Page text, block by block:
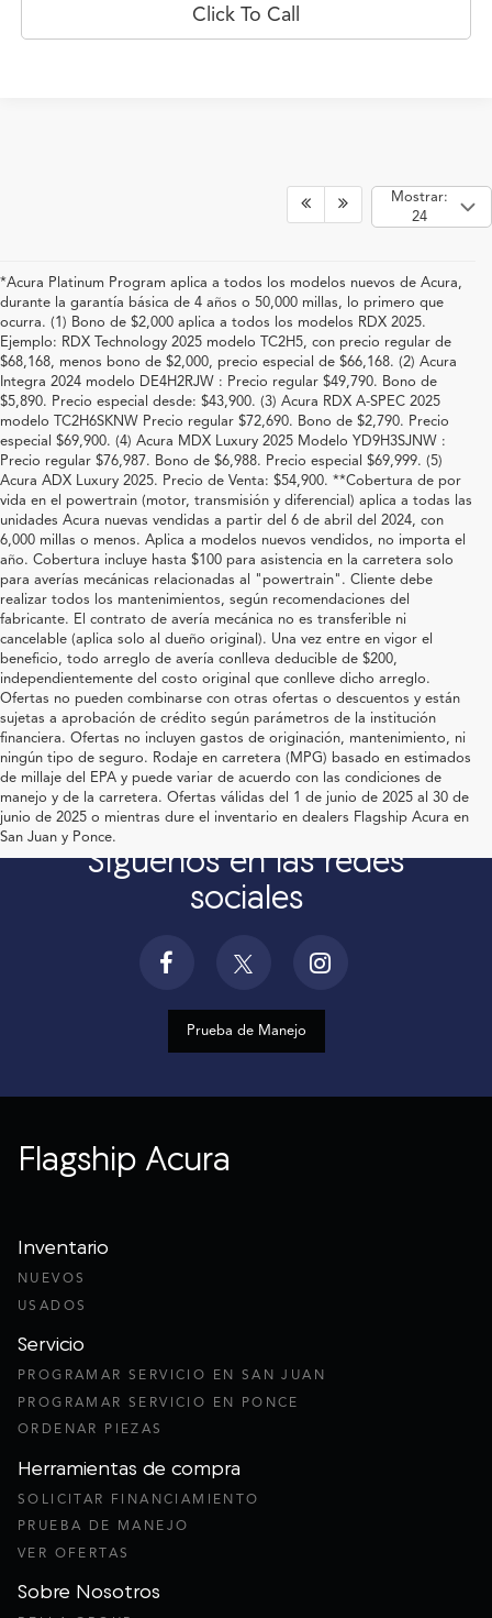
Click To Call
Mostrar:
24
*Acura Platinum Program aplica a todos los modelos nuevos de Acura,
durante la garantía básica de 4 años o 50,000 millas, lo primero que
ocurra. (1) Bono de $2,000 aplica a todos los modelos RDX 2025.
Ejemplo: RDX Technology 2025 modelo TC2H5, con precio regular de
$68,168, menos bono de $2,000, precio especial de $66,168. (2) Acura
Integra 2024 modelo DE4H2RJW : Precio regular $49,790. Bono de
$5,890. Precio especial desde: $43,900. (3) Acura RDX A-SPEC 2025
modelo TC2H6SKNW Precio regular $72,690. Bono de $2,790. Precio
especial $69,900. (4) Acura MDX Luxury 2025 Modelo YD9H3SJNW :
Precio regular $76,987. Bono de $6,988. Precio especial $69,999. (5)
Acura ADX Luxury 2025. Precio de Venta: $54,900. **Cobertura de por
vida en el powertrain (motor, transmisión y diferencial) aplica a todas las
unidades Acura nuevas vendidas a partir del 6 de abril del 2024, con
6,000 millas o menos. Aplica a modelos nuevos vendidos, no importa el
año. Cobertura incluye hasta $100 para asistencia en la carretera solo
para averías mecánicas relacionadas al "powertrain". Cliente debe
realizar todos los mantenimientos, según recomendaciones del
fabricante. El contrato de avería mecánica no es transferible ni
cancelable (aplica solo al dueño original). Una vez entre en vigor el
beneficio, todo arreglo de avería conlleva deducible de $200,
independientemente del costo original que conlleve dicho arreglo.
Ofertas no pueden combinarse con otras ofertas o descuentos y están
sujetas a aprobación de crédito según parámetros de la institución
financiera. Ofertas no incluyen gastos de originación, mantenimiento, ni
ningún tipo de seguro. Rodaje en carretera (MPG) basado en estimados
de millaje del EPA y puede variar de acuerdo con las condiciones de
manejo y de la carretera. Ofertas válidas del 1 de junio de 2025 al 30 de
junio de 2025 o mientras dure el inventario en dealers Flagship Acura en
San Juan y Ponce.
Síguenos en las redes
sociales
Prueba de Manejo
Flagship Acura
Inventario
NUEVOS
USADOS
Servicio
PROGRAMAR SERVICIO EN SAN JUAN
PROGRAMAR SERVICIO EN PONCE
ORDENAR PIEZAS
Herramientas de compra
SOLICITAR FINANCIAMIENTO
PRUEBA DE MANEJO
VER OFERTAS
Sobre Nosotros